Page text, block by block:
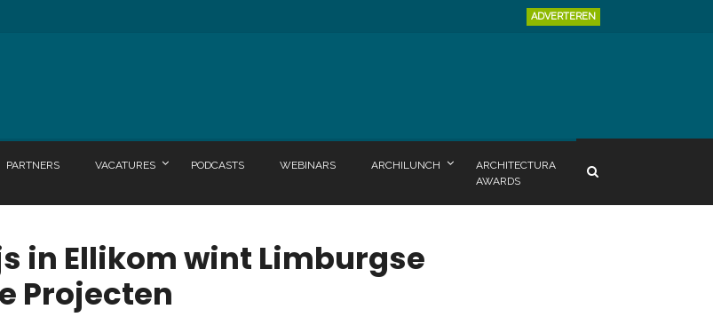
ADVERTEREN
PARTNERS VACATURES PODCASTS WEBINARS ARCHILUNCH
ARCHITECTURA
AWARDS
in Ellikom wint Limburgse
Projecten